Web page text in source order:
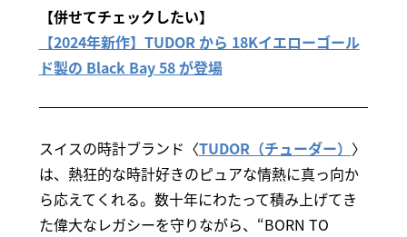
【併せてチェックしたい】
【2024年新作】TUDOR から 18Kイエローゴール
ド製の Black Bay 58 が登場
スイスの時計ブランド〈TUDOR（チューダー） 〉
は、熱狂的な時計好きのピュアな情熱に真っ向か
ら応えてくれる。数十年にわたって積み上げてき
た偉大なレガシーを守りながら、“BORN TO